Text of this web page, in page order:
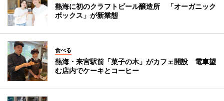
熱海に初のクラフトビール醸造所 「オーガニック
ボックス」が新業態
食べる
熱海・来宮駅前「菓子の木」がカフェ開設 電車望
む店内でケーキとコーヒー